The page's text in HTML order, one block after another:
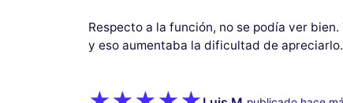
Respecto a la función, no se podía ver
y eso aumentaba la dificultad de